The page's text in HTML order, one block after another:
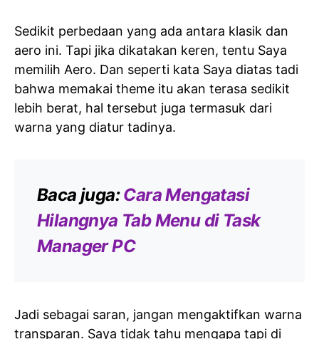
Sedikit perbedaan yang ada antara klasik dan
aero ini. Tapi jika dikatakan keren, tentu Saya
memilih Aero. Dan seperti kata Saya diatas tadi
bahwa memakai theme itu akan terasa sedikit
lebih berat, hal tersebut juga termasuk dari
warna yang diatur tadinya.
Baca juga:Cara Mengatasi
Hilangnya Tab Menu di Task
Manager PC
Jadi sebagai saran, jangan mengaktifkan warna
transparan. Saya tidak tahu mengapa tapi di